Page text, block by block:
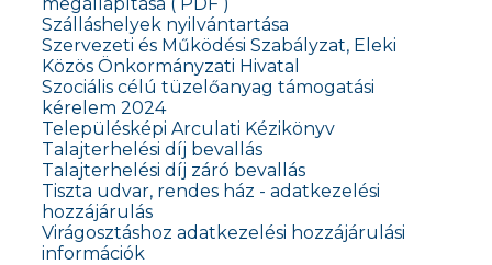
Szálláshelyek nyilvántartása
Szervezeti és Működési Szabályzat, Eleki
Közös Önkormányzati Hivatal
Szociális célú tüzelőanyag támogatási
kérelem 2024
Településképi Arculati Kézikönyv
Talajterhelési díj bevallás
Talajterhelési díj záró bevallás
Tiszta udvar, rendes ház - adatkezelési
hozzájárulás
Virágosztáshoz adatkezelési hozzájárulási
információk